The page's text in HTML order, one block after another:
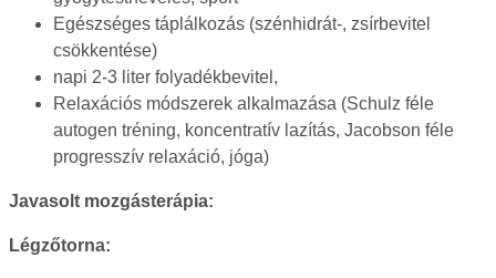
Egészséges táplálkozás (szénhidrát-, zsírbevitel
csökkentése)
napi 2-3 liter folyadékbevitel,
Relaxációs módszerek alkalmazása (Schulz féle
autogen tréning, koncentratív lazítás, Jacobson féle
progresszív relaxáció, jóga)
Javasolt mozgásterápia:
Légzőtorna: